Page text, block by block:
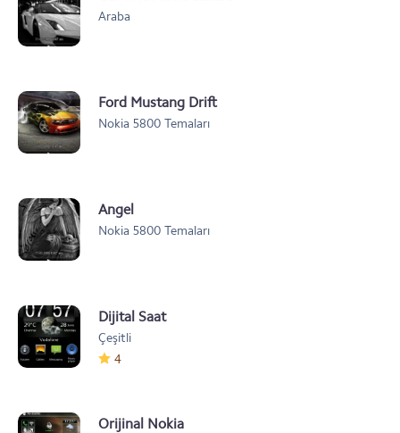
Araba
Ford Mustang Drift
Nokia 5800 Temaları
Angel
Nokia 5800 Temaları
Dijital Saat
Çeşitli
4
Orijinal Nokia